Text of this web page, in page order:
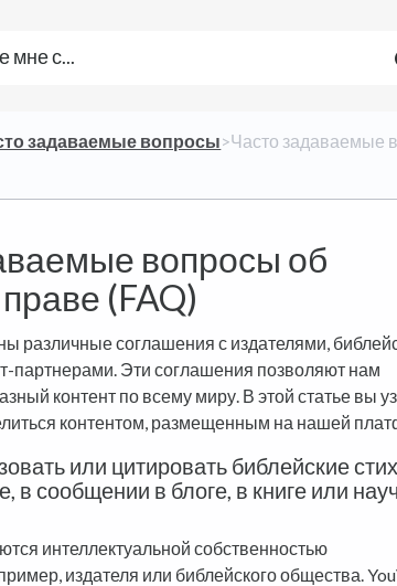
задаваемые вопросы​>​ Часто задаваемые
вопросы об
(FAQ)
различные соглашения с издателями,
партнерами. Эти соглашения позволяют нам
контент по всему миру. В этой статье вы
контентом, размещенным на нашей
или цитировать библейские
в сообщении в блоге, в книге или
интеллектуальной собственностью
издателя или библейского общества.